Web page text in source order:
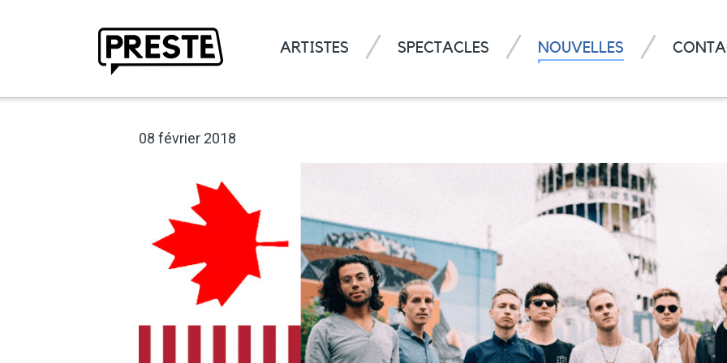
ARTISTES SPECTACLES NOUVELLES
08 février 2018